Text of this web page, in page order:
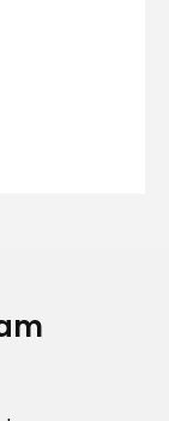
noteikumiem
saņemt